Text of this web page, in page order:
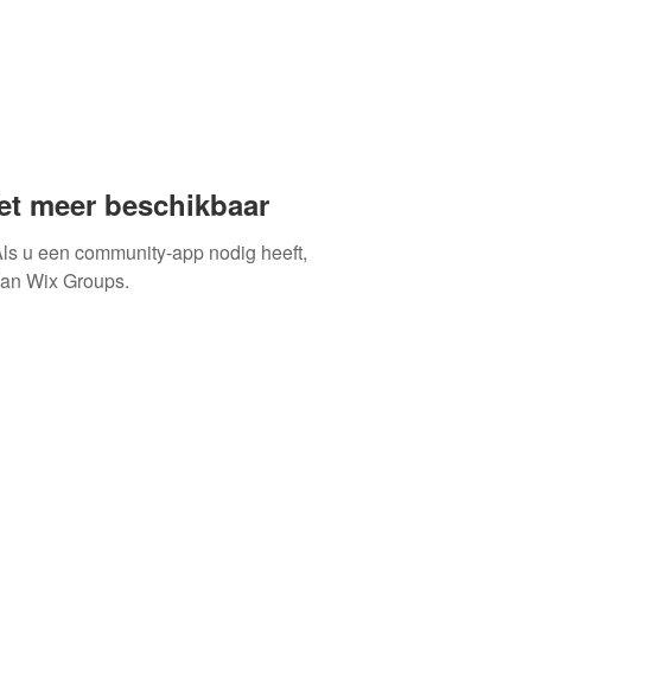
meer beschikbaar
u een community-app nodig heeft,
Wix Groups.